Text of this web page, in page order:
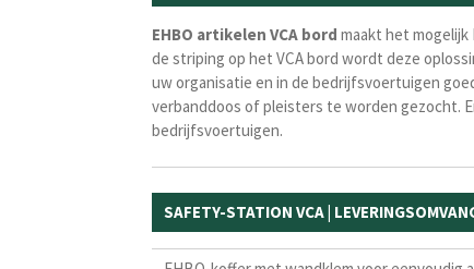
EHBO artikelen VCA bord maakt het mogelijk
de striping op het VCA bord wordt deze
uw organisatie en in de bedrijfsvoertuigen
verbanddoos of pleisters te worden gezocht.
bedrijfsvoertuigen.
SAFETY-STATION VCA |